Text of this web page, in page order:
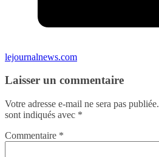
lejournalnews.com
Laisser un commentaire
Votre adresse e-mail ne sera pas publiée.
sont indiqués avec *
Commentaire *